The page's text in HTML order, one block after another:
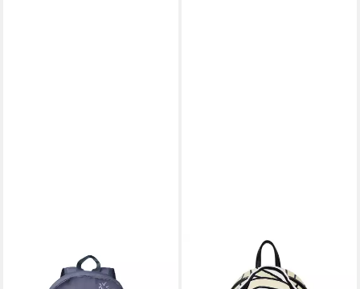
Kinderrucksack für Kinder mit
Minirucksack Peanuts by